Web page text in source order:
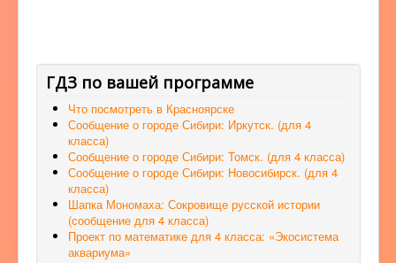
ГДЗ по вашей программе
Что посмотреть в Красноярске
Сообщение о городе Сибири: Иркутск. (для 4
класса)
Сообщение о городе Сибири: Томск. (для 4 класса)
Сообщение о городе Сибири: Новосибирск. (для 4
класса)
Шапка Мономаха: Сокровище русской истории
(сообщение для 4 класса)
Проект по математике для 4 класса: «Экосистема
аквариума»